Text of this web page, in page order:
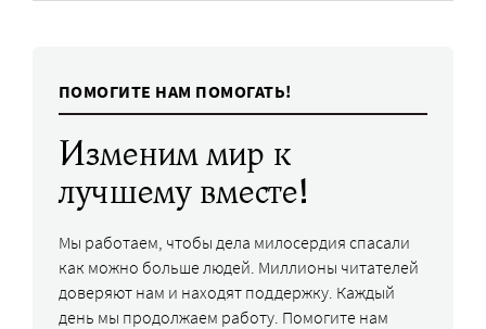
ПОМОГИТЕ НАМ ПОМОГАТЬ!
Изменим мир к
лучшему вместе!
Мы работаем, чтобы дела милосердия спасали
как можно больше людей. Миллионы читателей
доверяют нам и находят поддержку. Каждый
день мы продолжаем работу. Помогите нам